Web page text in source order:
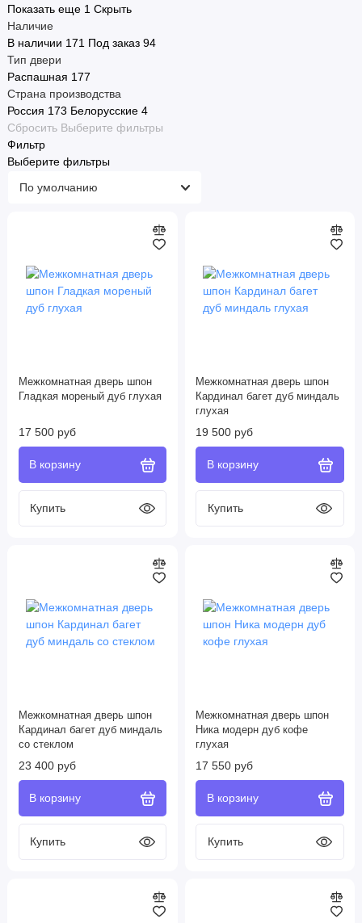
Показать еще 1 Скрыть
Наличие
В наличии 171 Под заказ 94
Тип двери
Распашная 177
Страна производства
Россия 173 Белорусские 4
Сбросить Выберите фильтры
Фильтр
Выберите фильтры
Межкомнатная дверь шпон
Гладкая мореный дуб глухая
17 500 руб
Межкомнатная дверь шпон
Кардинал багет дуб миндаль
глухая
19 500 руб
Межкомнатная дверь шпон
Кардинал багет дуб миндаль
со стеклом
23 400 руб
Межкомнатная дверь шпон
Ника модерн дуб кофе
глухая
17 550 руб